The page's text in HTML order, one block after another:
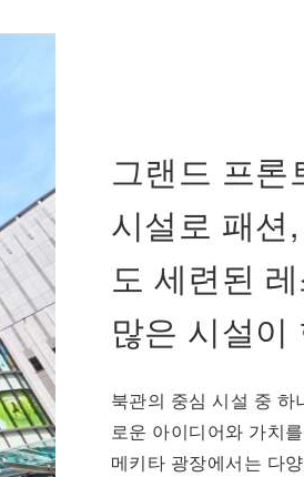
그랜드 프론
시설로 패션
도 세련된
많은 시설
북관의 중심 시설 중
로운 아이디어와 가치
메키타 광장에서는 다